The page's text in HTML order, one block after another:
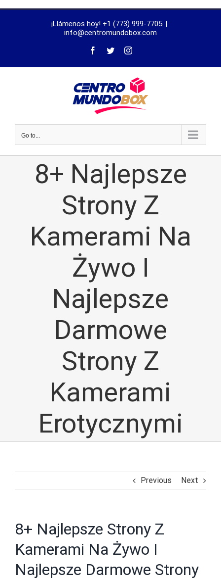
¡Llámenos hoy! +1 (773) 999-7705 |
info@centromundobox.com
Go to...
8+ Najlepsze
Strony Z
Kamerami Na
Żywo I
Najlepsze
Darmowe
Strony Z
Kamerami
Erotycznymi
Previous Next
8+ Najlepsze Strony Z
Kamerami Na Żywo I
Najlepsze Darmowe Strony